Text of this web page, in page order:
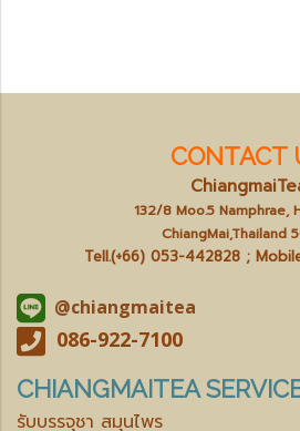
CONTACT
132/8 Moo.5 Namphrae,
ChiangMai,Thailand
Tell.(+66) 053-442828 ;
@chiangmaitea
086-922-7100
CHIANGMAITEA
รับบรรจุชา สมุนไพร